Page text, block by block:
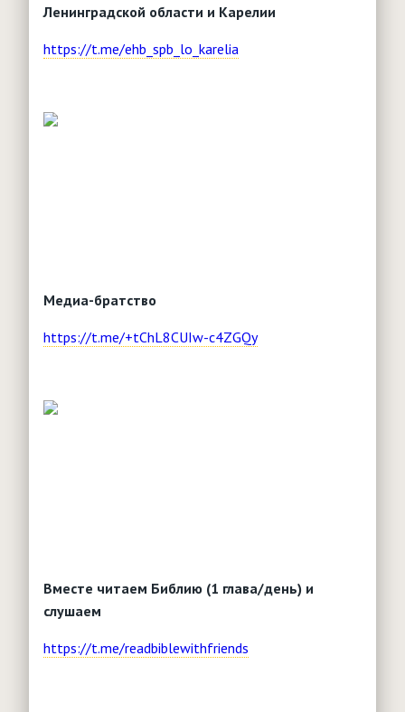
Ленинградской области и Карелии
https://t.me/ehb_spb_lo_karelia
Медиа-братство
https://t.me/+tChL8CUIw-c4ZGQy
Вместе читаем Библию (1 глава/день) и
слушаем
https://t.me/readbiblewithfriends